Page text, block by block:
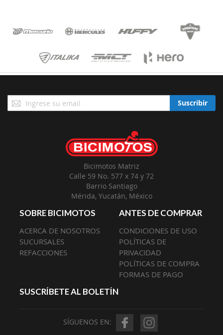
Suscríbase
a
Suscribir
Bicimotos Matriz
Calle 59 No. 577 x 74 y 72
Barrio Santiago
Mérida, Yucatán, México
SOBRE BICIMOTOS
ACERCA DE NOSOTROS
SUCURSALES
REFACCIONES
ANTES DE COMPRAR
CONDICIONES DE USO
POLÍTICAS DE
PRIVACIDAD
POLÍTICAS DE COMPRA
FORMAS DE PAGO
SUSCRÍBETE AL BOLETÍN
SÍGUENOS EN: